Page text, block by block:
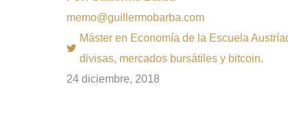
memo@guillermobarba.com
Máster en Economía de la Escuela
divisas, mercados bursátiles y bitcoin.
24 diciembre, 2018